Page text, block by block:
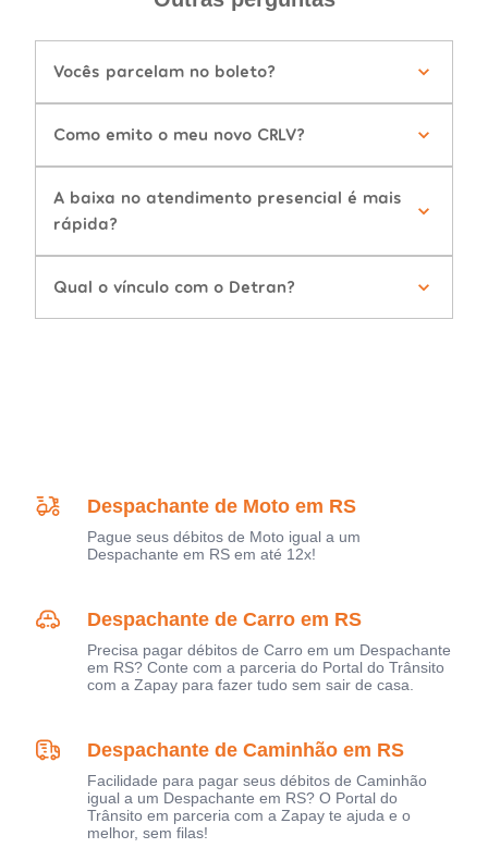
Vocês parcelam no boleto?
Como emito o meu novo CRLV?
A baixa no atendimento presencial é mais
rápida?
Qual o vínculo com o Detran?
Despachante de Moto em RS
Pague seus débitos de Moto igual a um
Despachante em RS em até 12x!
Despachante de Carro em RS
Precisa pagar débitos de Carro em um Despachante
em RS? Conte com a parceria do Portal do Trânsito
com a Zapay para fazer tudo sem sair de casa.
Despachante de Caminhão em RS
Facilidade para pagar seus débitos de Caminhão
igual a um Despachante em RS? O Portal do
Trânsito em parceria com a Zapay te ajuda e o
melhor, sem filas!